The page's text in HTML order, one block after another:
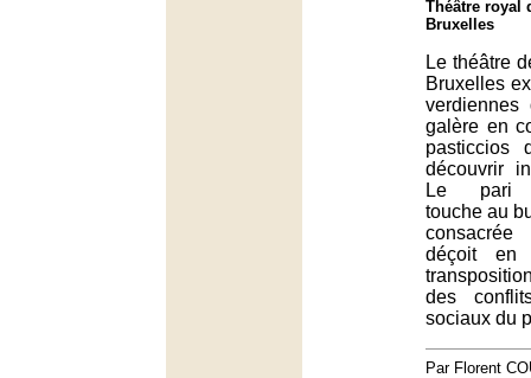
Théâtre royal
Bruxelles
Le théâtre
Bruxelles
galère en
pasticcios
découvrir
Le pari
touche au
déçoit
des
sociaux du
Par Florent